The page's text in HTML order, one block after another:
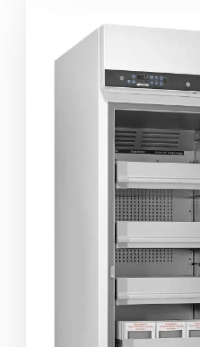
Plasmafreezer
Reinraum